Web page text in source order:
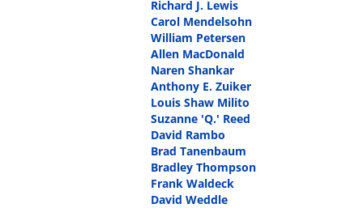
Richard J. Lewis
Carol Mendelsohn
William Petersen
Allen MacDonald
Naren Shankar
Anthony E. Zuiker
Louis Shaw Milito
Suzanne 'Q.' Reed
David Rambo
Brad Tanenbaum
Bradley Thompson
Frank Waldeck
David Weddle